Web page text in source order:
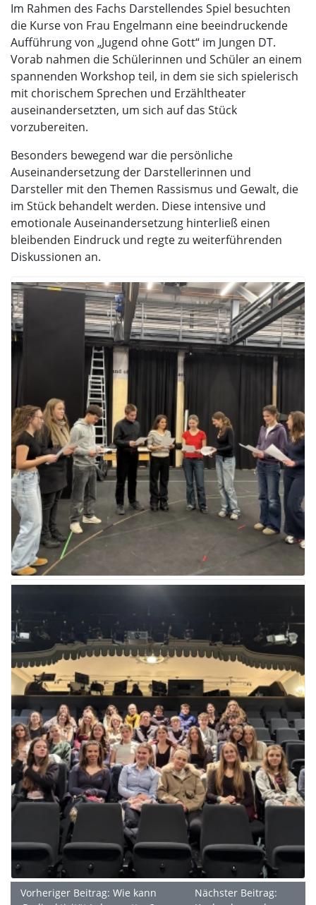
Im Rahmen des Fachs Darstellendes Spiel besuchten
die Kurse von Frau Engelmann eine beeindruckende
Aufführung von „Jugend ohne Gott“ im Jungen DT.
Vorab nahmen die Schülerinnen und Schüler an einem
spannenden Workshop teil, in dem sie sich spielerisch
mit chorischem Sprechen und Erzähltheater
auseinandersetzten, um sich auf das Stück
vorzubereiten.
Besonders bewegend war die persönliche
Auseinandersetzung der Darstellerinnen und
Darsteller mit den Themen Rassismus und Gewalt, die
im Stück behandelt werden. Diese intensive und
emotionale Auseinandersetzung hinterließ einen
bleibenden Eindruck und regte zu weiterführenden
Diskussionen an.
Vorheriger Beitrag: Wie kann
Nächster Beitrag: